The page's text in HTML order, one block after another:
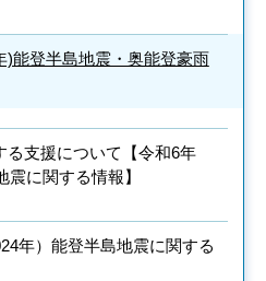
)能登半島地震・奥能登豪雨
る支援について【令和6年
震に関する情報】
年）能登半島地震に関する